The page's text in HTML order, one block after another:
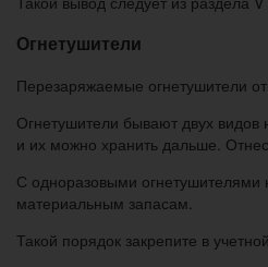
Огнетушители
Перезаряжаемые огнетушители
Огнетушители бывают двух
и их можно хранить дальше.
С одноразовыми огнетушителями
материальным запасам.
Такой порядок закрепите в